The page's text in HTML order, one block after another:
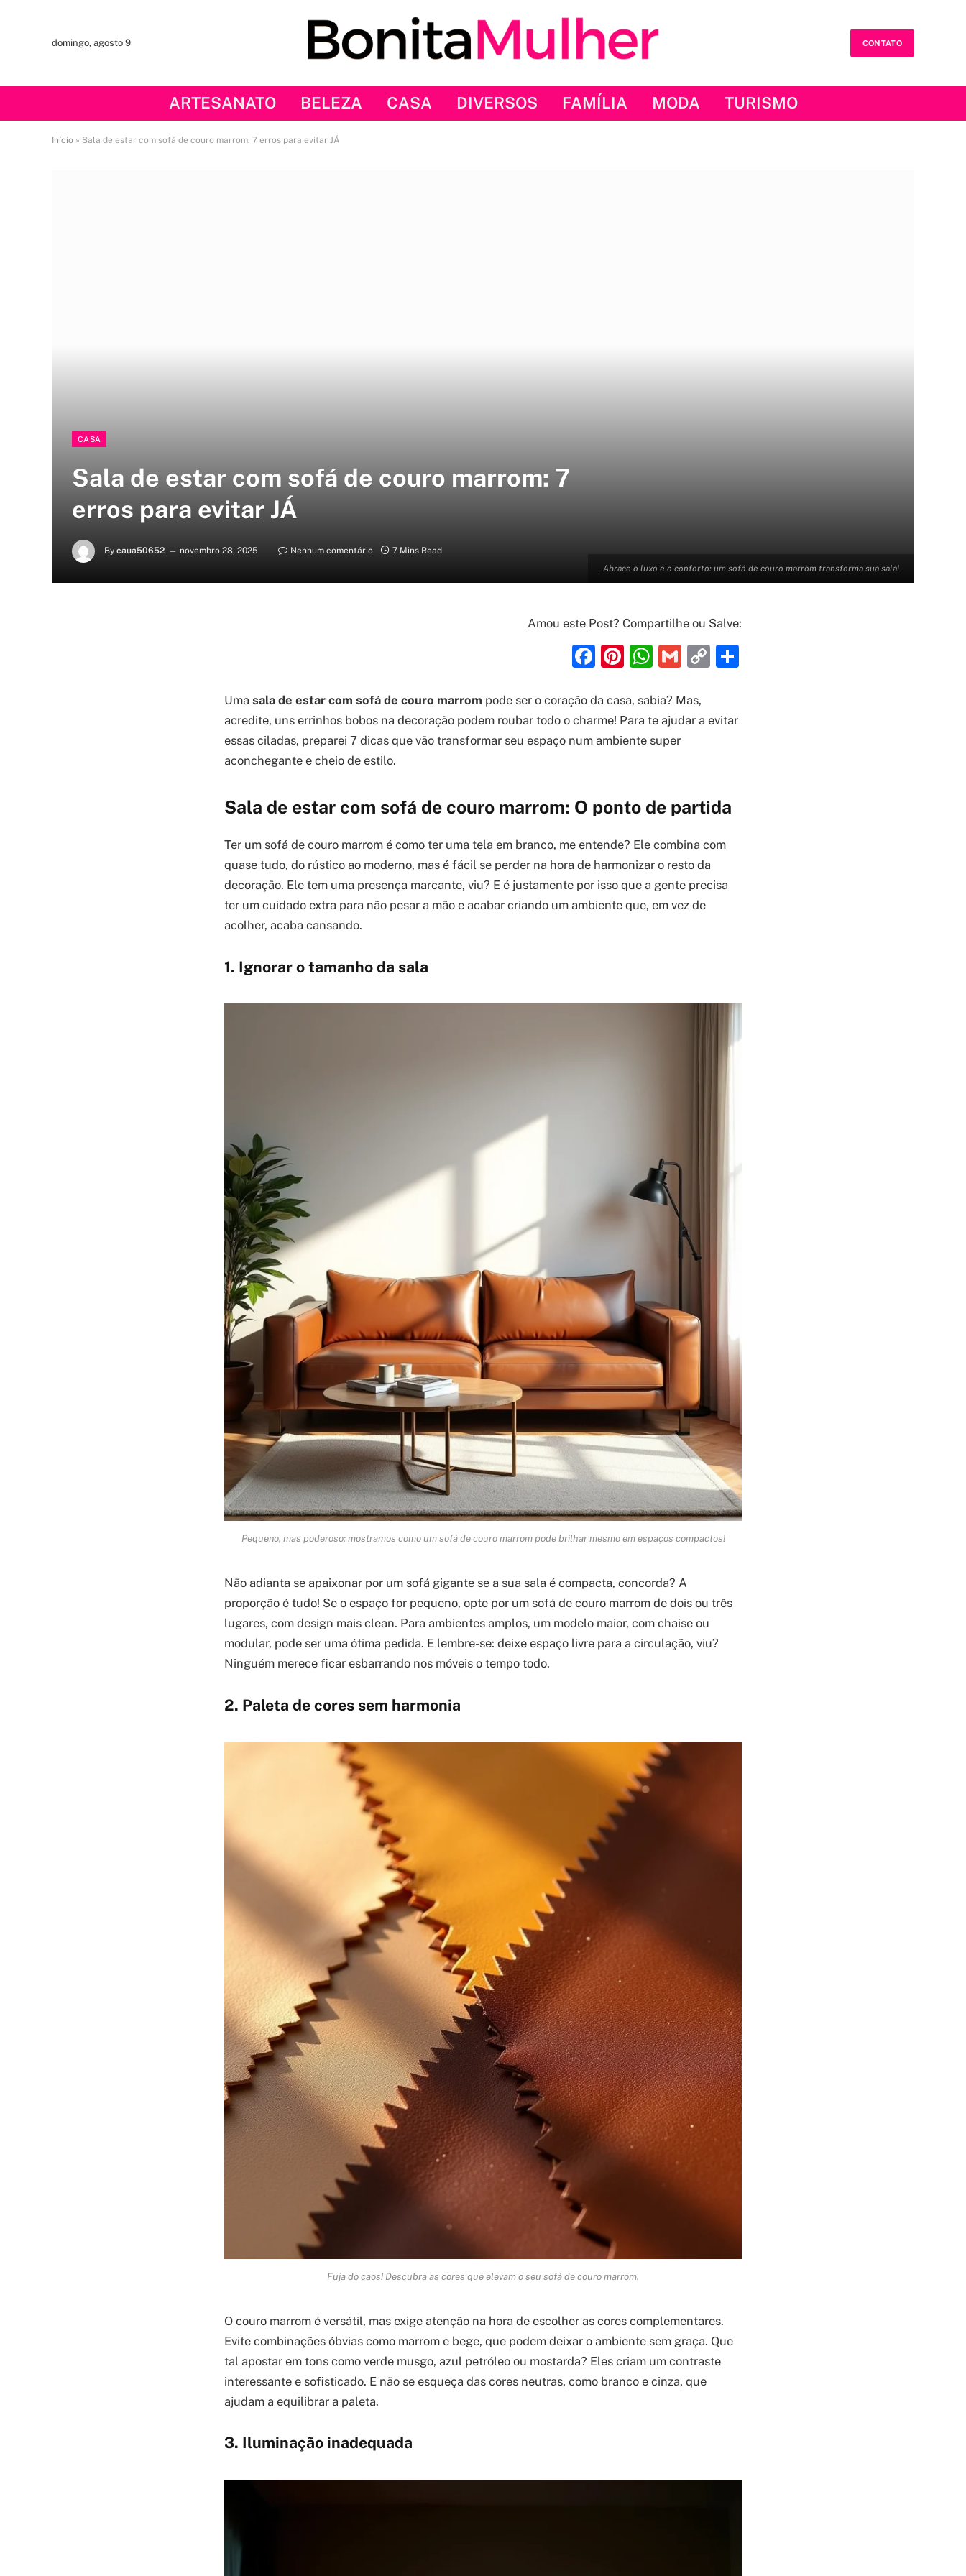
domingo, agosto 9 CONTATO
ARTESANATO BELEZA CASA DIVERSOS FAMÍLIA MODA TURISMO
Início » Sala de estar com sofá de couro marrom: 7 erros para evitar JÁ
Abrace o luxo e o conforto: um sofá de couro marrom transforma sua sala!
CASA
Sala de estar com sofá de couro marrom: 7
erros para evitar JÁ
By caua50652 novembro 28, 2025 Nenhum comentário 7 Mins Read
Amou este Post? Compartilhe ou Salve:
Facebook
Pinterest
WhatsApp
Gmail
Copy
Uma sala de estar com sofá de couro marrom pode ser o coração da casa, sabia? Mas,
acredite, uns errinhos bobos na decoração podem roubar todo o charme! Para te ajudar a evitar
essas ciladas, preparei 7 dicas que vão transformar seu espaço num ambiente super
aconchegante e cheio de estilo.
Sala de estar com sofá de couro marrom: O ponto de partida
Ter um sofá de couro marrom é como ter uma tela em branco, me entende? Ele combina com
quase tudo, do rústico ao moderno, mas é fácil se perder na hora de harmonizar o resto da
decoração. Ele tem uma presença marcante, viu? E é justamente por isso que a gente precisa
ter um cuidado extra para não pesar a mão e acabar criando um ambiente que, em vez de
acolher, acaba cansando.
1. Ignorar o tamanho da sala
Pequeno, mas poderoso: mostramos como um sofá de couro marrom pode brilhar mesmo em espaços compactos!
Não adianta se apaixonar por um sofá gigante se a sua sala é compacta, concorda? A
proporção é tudo! Se o espaço for pequeno, opte por um sofá de couro marrom de dois ou três
lugares, com design mais clean. Para ambientes amplos, um modelo maior, com chaise ou
modular, pode ser uma ótima pedida. E lembre-se: deixe espaço livre para a circulação, viu?
Ninguém merece ficar esbarrando nos móveis o tempo todo.
2. Paleta de cores sem harmonia
Fuja do caos! Descubra as cores que elevam o seu sofá de couro marrom.
O couro marrom é versátil, mas exige atenção na hora de escolher as cores complementares.
Evite combinações óbvias como marrom e bege, que podem deixar o ambiente sem graça. Que
tal apostar em tons como verde musgo, azul petróleo ou mostarda? Eles criam um contraste
interessante e sofisticado. E não se esqueça das cores neutras, como branco e cinza, que
ajudam a equilibrar a paleta.
3. Iluminação inadequada